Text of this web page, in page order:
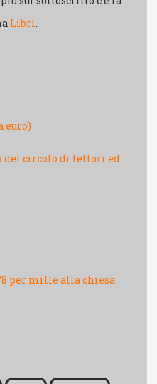
Libri.
euro)
del circolo di lettori ed
per mille alla chiesa